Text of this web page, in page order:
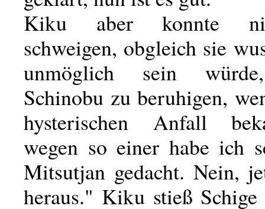
Kiku aber konnte
schweigen, obgleich sie
unmöglich sein
Schinobu zu beruhigen,
hysterischen Anfall
wegen so einer habe ich
Mitsutjan gedacht. Nein,
heraus." Kiku stieß